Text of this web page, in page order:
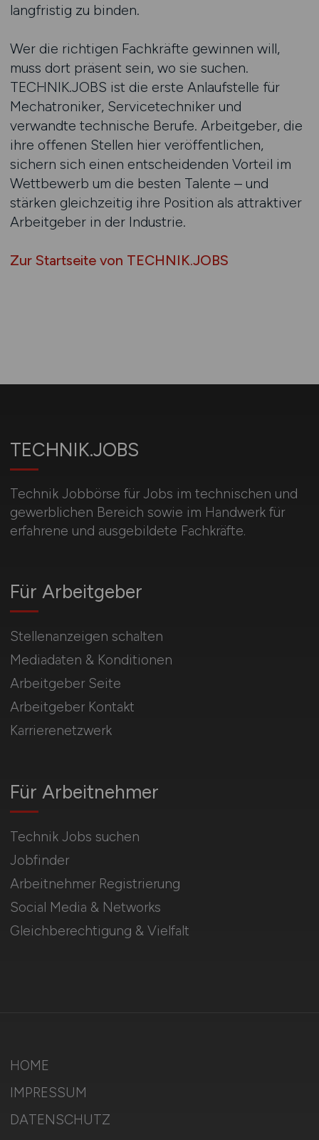
langfristig zu binden.
Wer die richtigen Fachkräfte gewinnen will,
muss dort präsent sein, wo sie suchen.
TECHNIK.JOBS ist die erste Anlaufstelle für
Mechatroniker, Servicetechniker und
verwandte technische Berufe. Arbeitgeber, die
ihre offenen Stellen hier veröffentlichen,
sichern sich einen entscheidenden Vorteil im
Wettbewerb um die besten Talente – und
stärken gleichzeitig ihre Position als attraktiver
Arbeitgeber in der Industrie.
Zur Startseite von TECHNIK.JOBS
TECHNIK.JOBS
Technik Jobbörse für Jobs im technischen und
gewerblichen Bereich sowie im Handwerk für
erfahrene und ausgebildete Fachkräfte.
Für Arbeitnehmer
Technik Jobs suchen
Jobfinder
Arbeitnehmer Registrierung
Social Media & Networks
Gleichberechtigung & Vielfalt
Für Arbeitgeber
Stellenanzeigen schalten
Mediadaten & Konditionen
Arbeitgeber Seite
Arbeitgeber Kontakt
Karrierenetzwerk
HOME
IMPRESSUM
DATENSCHUTZ